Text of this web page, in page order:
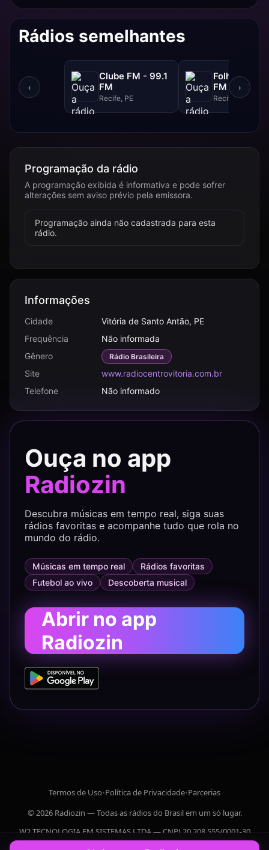
Rádios semelhantes
‹
Clube FM - 99.1
FM
Recife, PE
Folha FM -
FM
Recife, PE
›
Programação da rádio
A programação exibida é informativa e pode sofrer
alterações sem aviso prévio pela emissora.
Programação ainda não cadastrada para esta
rádio.
Informações
Cidade
Vitória de Santo Antão, PE
Frequência
Não informada
Gênero
Rádio Brasileira
Site
www.radiocentrovitoria.com.br
Telefone
Não informado
Ouça no app
Radiozin
Descubra músicas em tempo real, siga suas
rádios favoritas e acompanhe tudo que rola no
mundo do rádio.
Músicas em tempo real
Rádios favoritas
Futebol ao vivo
Descoberta musical
Abrir no app
Radiozin
Termos de Uso•Política de Privacidade•Parcerias
© 2026 Radiozin — Todas as rádios do Brasil em um só lugar.
W2 TECNOLOGIA EM SISTEMAS LTDA — CNPJ 20.208.555/0001-30